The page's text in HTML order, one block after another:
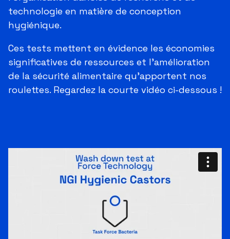
technologie en matière de conception
hygiénique.
Ces tests mettent en évidence les économies
significatives de ressources et l'amélioration
de la sécurité alimentaire qu'apportent nos
roulettes. Regardez la courte vidéo ci-dessous !